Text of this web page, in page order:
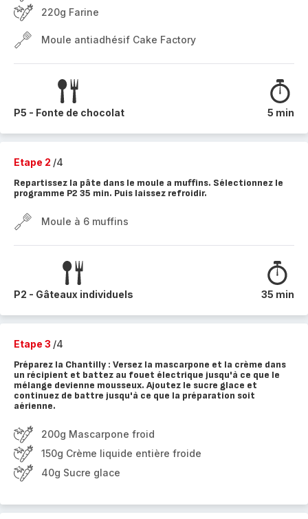
220g Farine
Moule antiadhésif Cake Factory
P5 - Fonte de chocolat 5 min
Etape 2 /4
Repartissez la pâte dans le moule a muffins. Sélectionnez le
programme P2 35 min. Puis laissez refroidir.
Moule à 6 muffins
P2 - Gâteaux individuels 35 min
Etape 3 /4
Préparez la Chantilly : Versez la mascarpone et la crème dans
un récipient et battez au fouet électrique jusqu'à ce que le
mélange devienne mousseux. Ajoutez le sucre glace et
continuez de battre jusqu'à ce que la préparation soit
aérienne.
200g Mascarpone froid
150g Crème liquide entière froide
40g Sucre glace